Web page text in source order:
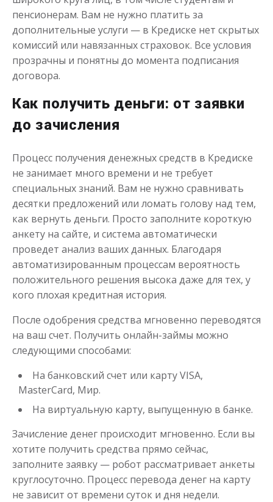
Деньги до зарплаты
Получить
пенсионерам. Вам не нужно платить за
дополнительные услуги — в Кредиске нет скрытых
комиссий или навязанных страховок. Все условия
прозрачны и понятны до момента подписания
договора.
Как получить деньги: от заявки
до зачисления
Процесс получения денежных средств в Кредиске
не занимает много времени и не требует
специальных знаний. Вам не нужно сравнивать
десятки предложений или ломать голову над тем,
как вернуть деньги. Просто заполните короткую
анкету на сайте, и система автоматически
проведет анализ ваших данных. Благодаря
автоматизированным процессам вероятность
положительного решения высока даже для тех, у
кого плохая кредитная история.
После одобрения средства мгновенно переводятся
на ваш счет. Получить онлайн-займы можно
следующими способами:
На банковский счет или карту VISA,
MasterCard, Мир.
На виртуальную карту, выпущенную в банке.
Зачисление денег происходит мгновенно. Если вы
хотите получить средства прямо сейчас,
заполните заявку — робот рассматривает анкеты
круглосуточно. Процесс перевода денег на карту
не зависит от времени суток и дня недели.